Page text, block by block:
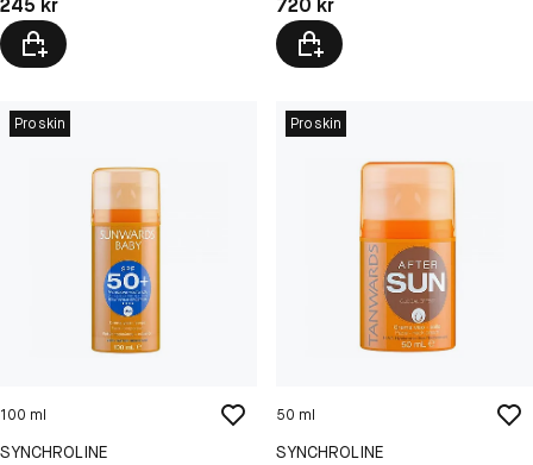
245 kr 720 kr
Proskin
100 ml
SYNCHROLINE
Proskin
50 ml
SYNCHROLINE